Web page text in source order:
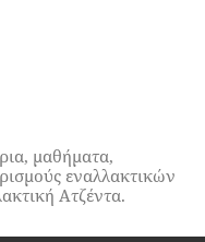
μαθήματα,
εναλλακτικών
Ατζέντα.